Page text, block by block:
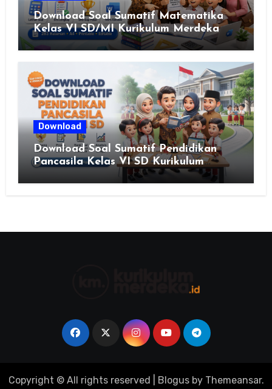
Download Soal Sumatif Matematika
Kelas VI SD/MI Kurikulum Merdeka
Download
Download Soal Sumatif Pendidikan
Pancasila Kelas VI SD Kurikulum
Merdeka, Solusi Praktis Guru
Copyright © All rights reserved Blogusby Themeansar.